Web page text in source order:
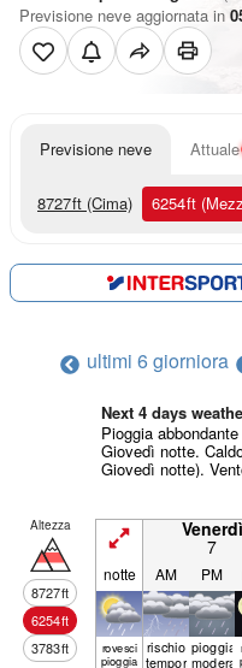
Previsione neve aggiornata in
Previsione neve Attuale
8727ft (Cima) 6254ft
ultimi 6 giorniora
Next 4 days
Pioggia
Giovedì notte.
Giovedì notte).
Altezza
8727ft
6254ft
3783ft
Venerdì
7
notte AM PM
rovesci
pioggia
rischio
temporale
pioggia